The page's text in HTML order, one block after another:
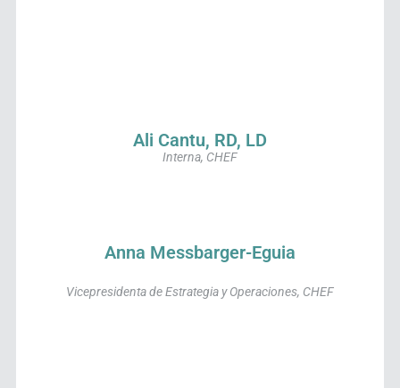
Ali Cantu, RD, LD
Interna, CHEF
Anna Messbarger-Eguia
Vicepresidenta de Estrategia y Operaciones, CHEF